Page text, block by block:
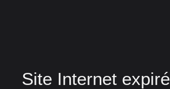
Site Internet expiré